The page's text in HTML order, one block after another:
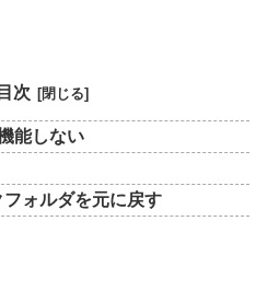
目次
能しない
ォルダを元に戻す